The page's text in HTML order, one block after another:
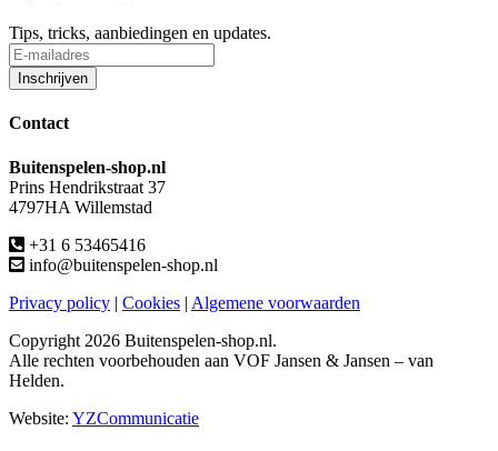
Tips, tricks, aanbiedingen en updates.
Contact
Buitenspelen-shop.nl
Prins Hendrikstraat 37
4797HA Willemstad
+31 6 53465416
info@buitenspelen-shop.nl
Privacy policy | Cookies | Algemene voorwaarden
Copyright 2026 Buitenspelen-shop.nl.
Alle rechten voorbehouden aan VOF Jansen & Jansen – van
Helden.
Website: YZCommunicatie